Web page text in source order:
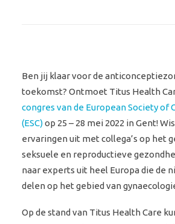
Ben jij klaar voor de
toekomst? Ontmoet Titus Health
congres van de European Society of
(ESC)op 25 – 28 mei 2022 in Gent!
ervaringen uit met collega’s op het
seksuele en reproductieve
naar experts uit heel Europa die de
delen op het gebied van
Op de stand van Titus Health Care